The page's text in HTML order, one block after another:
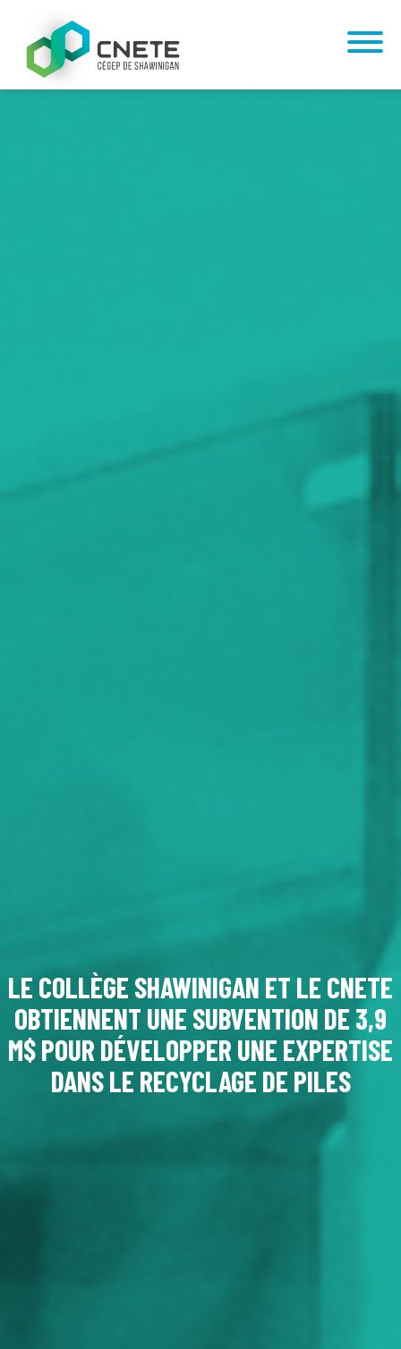
LE COLLÈGE SHAWINIGAN ET LE CNETE
OBTIENNENT UNE SUBVENTION DE 3,9
M$ POUR DÉVELOPPER UNE EXPERTISE
DANS LE RECYCLAGE DE PILES